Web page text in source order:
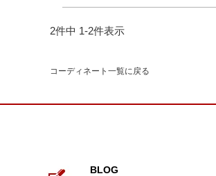
2件中 1-2件表示
コーディネート一覧に戻る
BLOG